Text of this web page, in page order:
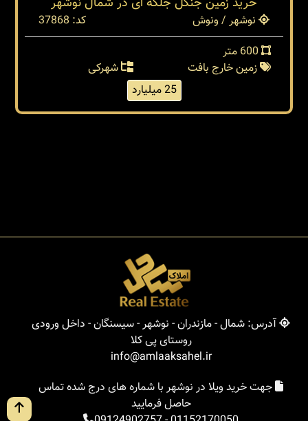
نوشهر / ونوش
کد: 37868
زمین خارج بافت
شهرکی
25 میلیارد
آدرس: شمال - مازندران - نوشهر - سیسنگان - داخل ورودی
روستای پی کلا
info@amlaaksahel.ir
جهت خرید ویلا در نوشهر با شماره های درج شده تماس
حاصل فرمایید